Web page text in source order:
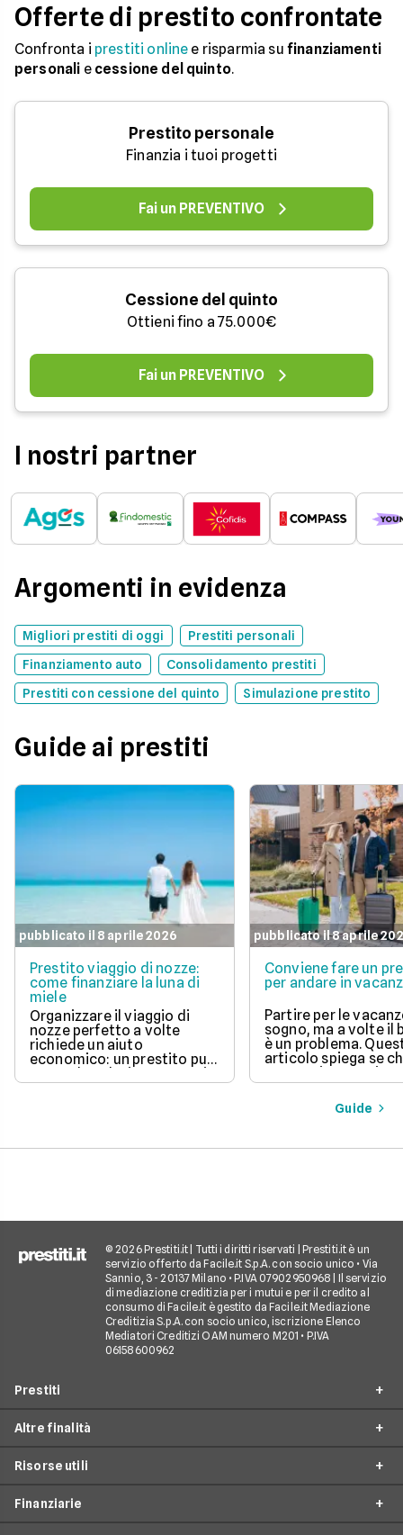
Offerte di prestito confrontate
Confronta i prestiti online e risparmia su finanziamenti
personali e cessione del quinto.
Prestito personale
Finanzia i tuoi progetti
Fai un PREVENTIVO
Cessione del quinto
Ottieni fino a 75.000€
Fai un PREVENTIVO
I nostri partner
Argomenti in evidenza
Migliori prestiti di oggi
Prestiti personali
Finanziamento auto
Consolidamento prestiti
Prestiti con cessione del quinto
Simulazione prestito
Guide ai prestiti
pubblicato il 8 aprile 2026
Prestito viaggio di nozze:
come finanziare la luna di
miele
Organizzare il viaggio di
nozze perfetto a volte
richiede un aiuto
economico: un prestito può
essere la soluzione. Scopri
come funziona, quali tipi ci
pubblicato il 8 aprile
Conviene fare un
per andare in
Partire per le
sogno, ma a volte il
è un problema.
articolo spiega se
un prestito per
una buona idea,
vantaggi come la
di partire subito e
pagare. Scopri
Guide
© 2026 Prestiti.it | Tutti i diritti riservati | Prestiti.it è un
servizio offerto da Facile.it S.p.A. con socio unico • Via
Sannio, 3 - 20137 Milano • P.IVA 07902950968 | Il servizio
di mediazione creditizia per i mutui e per il credito al
consumo di Facile.it è gestito da Facile.it Mediazione
Creditizia S.p.A. con socio unico, iscrizione Elenco
Mediatori Creditizi OAM numero M201 • P.IVA
06158600962
Prestiti
Prestito consolidamento debiti
Prestito casa
Altre finalità
Prestiti arredamento
Risorse utili
Finanziarie